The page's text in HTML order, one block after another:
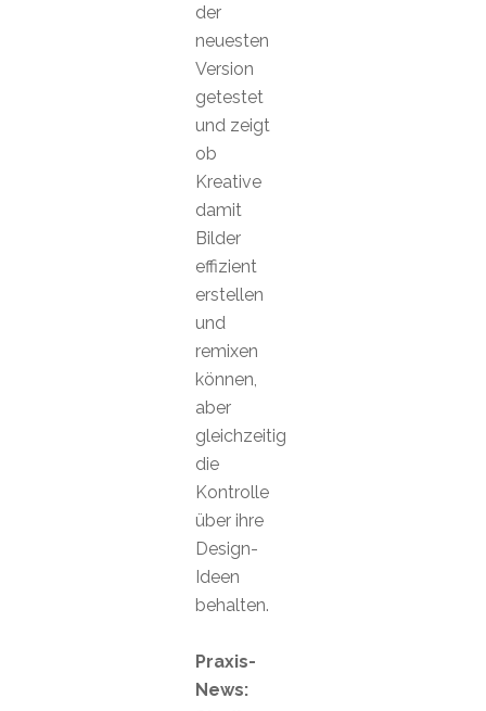
der
neuesten
Version
getestet
und zeigt
ob
Kreative
damit
Bilder
effizient
erstellen
und
remixen
können,
aber
gleichzeitig
die
Kontrolle
über ihre
Design-
Ideen
behalten.
Praxis-
News: